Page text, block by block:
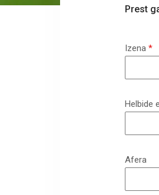
Prest
Izena *
Helbide
Afera